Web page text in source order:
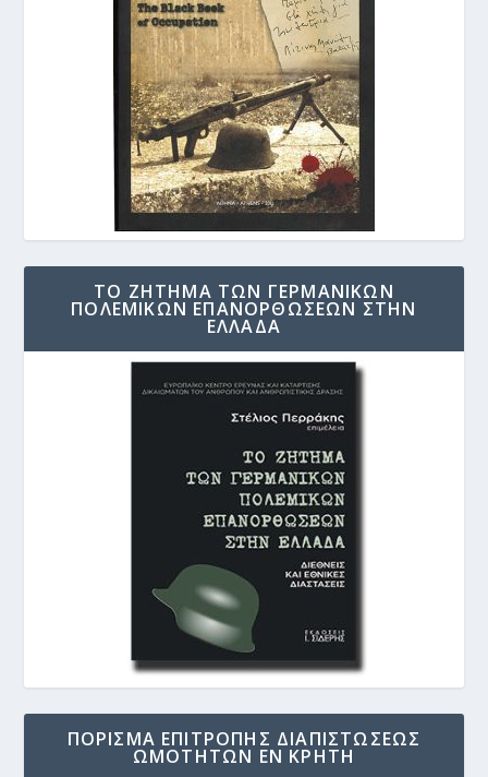
ΤΟ ΖΗΤΗΜΑ ΤΩΝ ΓΕΡΜΑΝΙΚΩΝ
ΠΟΛΕΜΙΚΩΝ ΕΠΑΝΟΡΘΩΣΕΩΝ ΣΤΗΝ
ΕΛΛΑΔΑ
ΠΟΡΙΣΜΑ ΕΠΙΤΡΟΠΗΣ ΔΙΑΠΙΣΤΩΣΕΩΣ
ΩΜΟΤΗΤΩΝ ΕΝ ΚΡΗΤΗ